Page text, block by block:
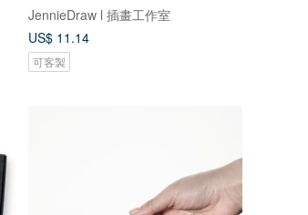
JennieDraw l 插畫工作室
US$ 11.14
可客製